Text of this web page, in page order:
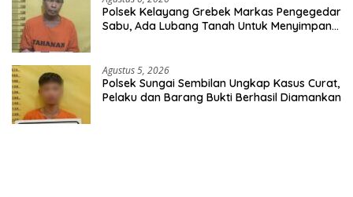
Polsek Kelayang Grebek Markas Pengegedar
Sabu, Ada Lubang Tanah Untuk Menyimpan
Agustus 5, 2026
Polsek Sungai Sembilan Ungkap Kasus Curat,
Pelaku dan Barang Bukti Berhasil Diamankan